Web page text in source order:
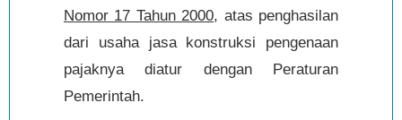
Nomor 17 Tahun 2000, atas penghasilan
dari usaha jasa konstruksi pengenaan
pajaknya diatur dengan Peraturan
Pemerintah.